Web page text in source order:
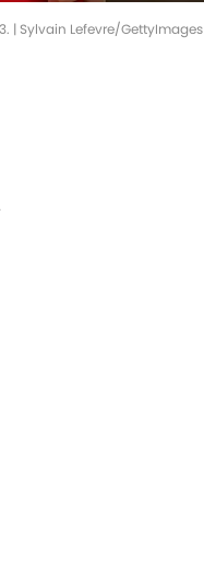
| Sylvain Lefevre/GettyImages